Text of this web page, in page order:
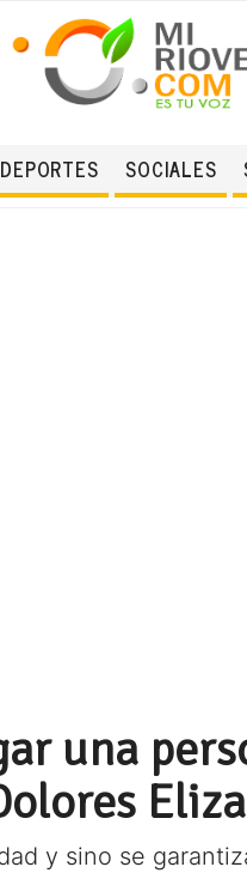
DEPORTES SOCIALES
una
y sino se